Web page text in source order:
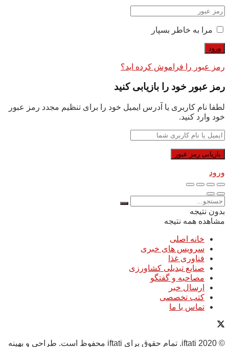
مرا به خاطر بسپار
رمز عبور را فراموش کرده اید؟
رمز عبور خود را بازیابی کنید
لطفا نام کاربری یا آدرس ایمیل خود را برای تنظیم مجدد رمز عبور
خود وارد کنید.
ورود
بدون نتیجه
مشاهده همه نتیجه
خانه اصلی
سرویس های خبری
فناوری غذا
صنایع تبدیلی کشاورزی
مصاحبه و گفتگو
ارسال خبر
کتب تخصصی
تماس با ما
© 2020 iftati. تمام حقوق برای iftati محفوظ است. طراحی و بهینه